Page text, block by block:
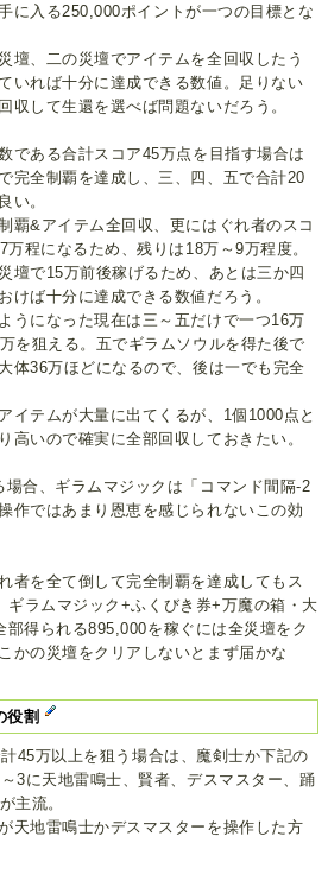
に入る250,000ポイントが一つの目標とな
壇、二の災壇でアイテムを全回収したう
いれば十分に達成できる数値。足りない
収して生還を選べば問題ないだろう。
である合計スコア45万点を目指す場合は
完全制覇を達成し、三、四、五で合計20
い。
覇&アイテム全回収、更にはぐれ者のスコ
程になるため、残りは18万～9万程度。
壇で15万前後稼げるため、あとは三か四
けば十分に達成できる数値だろう。
うになった現在は三～五だけで一つ16万
を狙える。五でギラムソウルを得た後で
体36万ほどになるので、後は一でも完全
イテムが大量に出てくるが、1個1000点と
高いので確実に全部回収しておきたい。
合、ギラムマジックは「コマンド間隔-2
作ではあまり恩恵を感じられないこの効
者を全て倒して完全制覇を達成してもス
ギラムマジック+ふくびき券+万魔の箱・大
得られる895,000を稼ぐには全災壇をク
かの災壇をクリアしないとまず届かな
役割
45万以上を狙う場合は、魔剣士か下記の
3に天地雷鳴士、賢者、デスマスター、踊
主流。
天地雷鳴士かデスマスターを操作した方